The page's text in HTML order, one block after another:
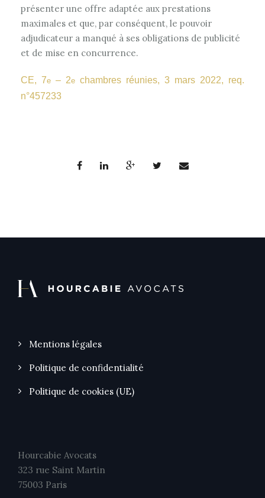
présenter une offre adaptée aux prestations
maximales et que, par conséquent, le pouvoir
adjudicateur a manqué à ses obligations de publicité
et de mise en concurrence.
CE, 7e – 2e chambres réunies, 3 mars 2022, req.
n°457233
Mentions légales
Politique de confidentialité
Politique de cookies (UE)
Hourcabie Avocats
323 rue Saint Martin
75003 Paris